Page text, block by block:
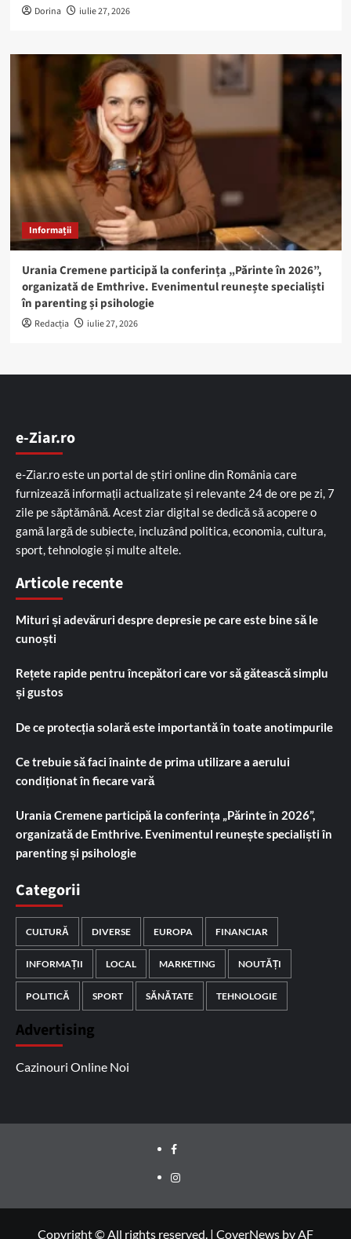
Dorina iulie 27, 2026
Informații
Urania Cremene participă la conferința „Părinte în 2026”,
organizată de Emthrive. Evenimentul reunește specialiști
în parenting și psihologie
Redacția iulie 27, 2026
e-Ziar.ro
e-Ziar.ro este un portal de știri online din România care
furnizează informații actualizate și relevante 24 de ore pe zi, 7
zile pe săptămână. Acest ziar digital se dedică să acopere o
gamă largă de subiecte, incluzând politica, economia, cultura,
sport, tehnologie și multe altele.
Articole recente
Mituri și adevăruri despre depresie pe care este bine să le
cunoști
Rețete rapide pentru începători care vor să gătească simplu
și gustos
De ce protecția solară este importantă în toate anotimpurile
Ce trebuie să faci înainte de prima utilizare a aerului
condiționat în fiecare vară
Urania Cremene participă la conferința „Părinte în 2026”,
organizată de Emthrive. Evenimentul reunește specialiști în
parenting și psihologie
Categorii
CULTURĂ DIVERSE EUROPA FINANCIAR
INFORMAȚII LOCAL MARKETING NOUTĂȚI
POLITICĂ SPORT SĂNĂTATE TEHNOLOGIE
Advertising
Cazinouri Online Noi
Facebook
Instagram
Copyright © All rights reserved. | CoverNews by AF